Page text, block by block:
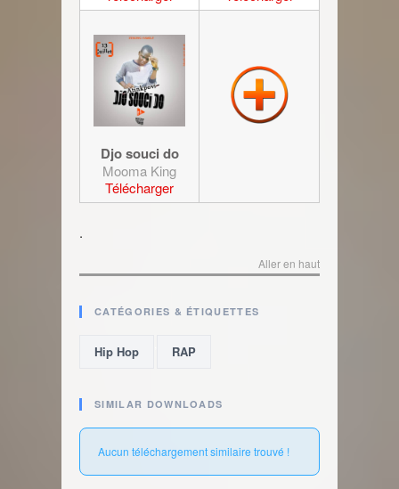
Djo souci do
Mooma King
Télécharger
.
Aller en haut
CATÉGORIES & ÉTIQUETTES
Hip Hop RAP
SIMILAR DOWNLOADS
Aucun téléchargement similaire trouvé !